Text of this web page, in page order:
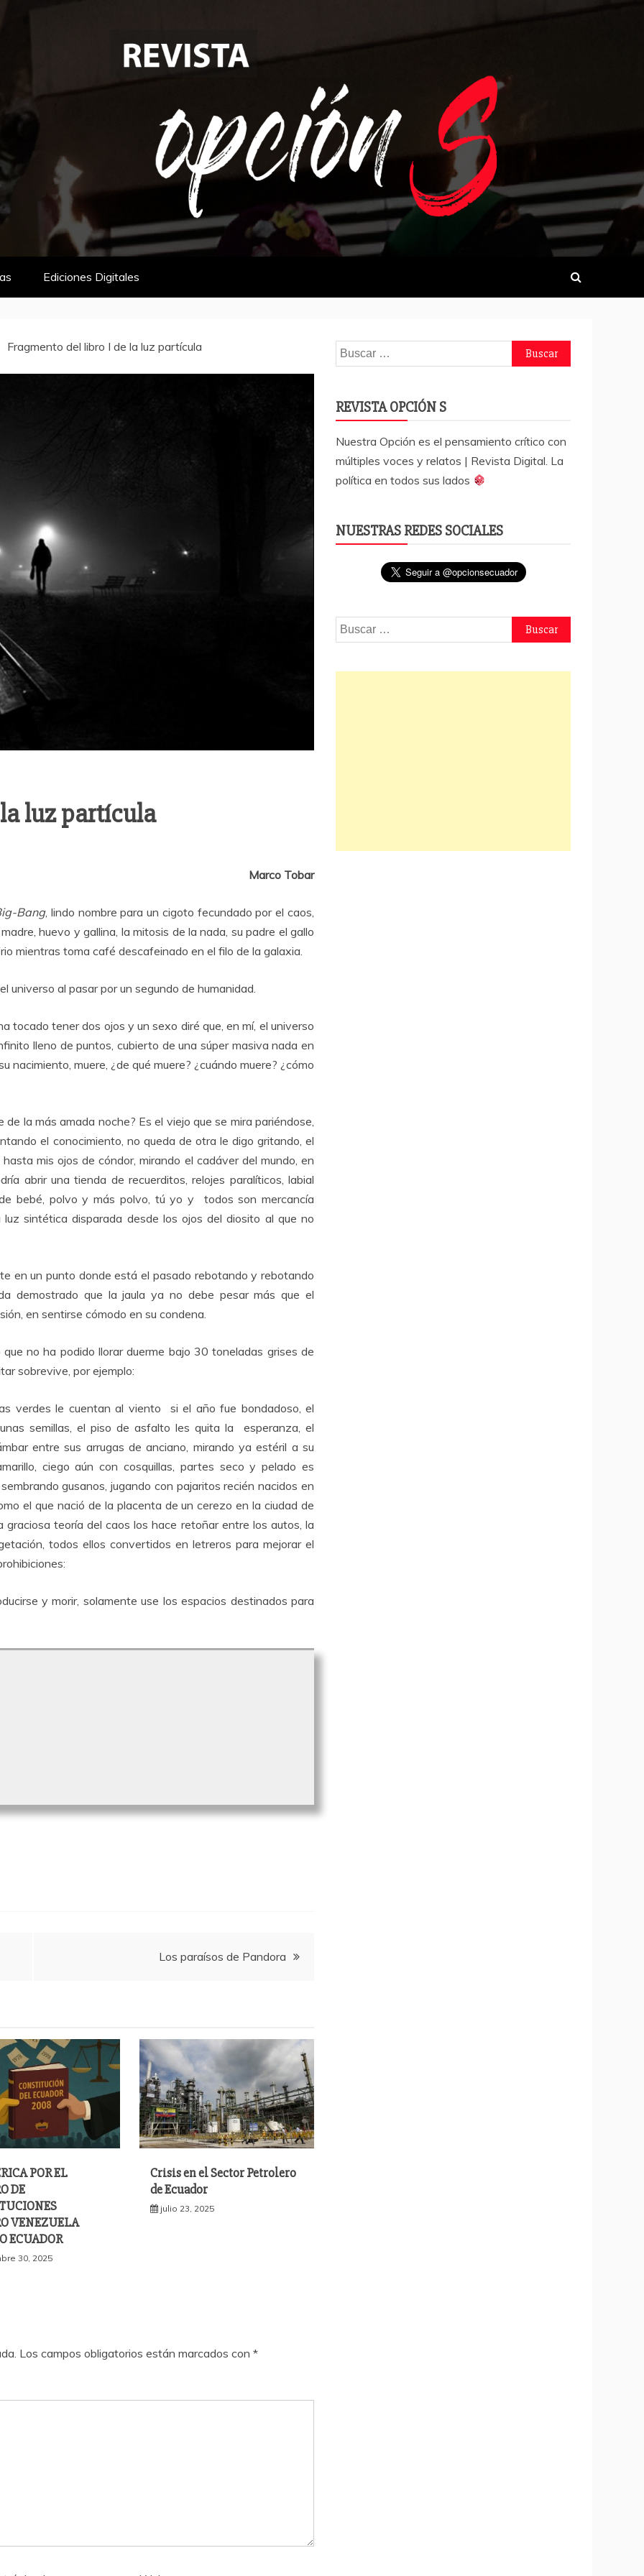
Ediciones Digitales
Fragmento del libro I de la luz partícula
luz partícula
Marco Tobar
Bang, lindo nombre para un cigoto fecundado por el caos,
huevo y gallina, la mitosis de la nada, su padre el gallo
mientras toma café descafeinado en el filo de la galaxia.
universo al pasar por un segundo de humanidad.
tocado tener dos ojos y un sexo diré que, en mí, el universo
lleno de puntos, cubierto de una súper masiva nada en
nacimiento, muere, ¿de qué muere? ¿cuándo muere? ¿cómo
la más amada noche? Es el viejo que se mira pariéndose,
el conocimiento, no queda de otra le digo gritando, el
mis ojos de cóndor, mirando el cadáver del mundo, en
abrir una tienda de recuerditos, relojes paralíticos, labial
bebé, polvo y más polvo, tú yo y todos son mercancía
sintética disparada desde los ojos del diosito al que no
en un punto donde está el pasado rebotando y rebotando
demostrado que la jaula ya no debe pesar más que el
en sentirse cómodo en su condena.
no ha podido llorar duerme bajo 30 toneladas grises de
sobrevive, por ejemplo:
verdes le cuentan al viento si el año fue bondadoso, el
semillas, el piso de asfalto les quita la esperanza, el
entre sus arrugas de anciano, mirando ya estéril a su
ciego aún con cosquillas, partes seco y pelado es
gusanos, jugando con pajaritos recién nacidos en
el que nació de la placenta de un cerezo en la ciudad de
graciosa teoría del caos los hace retoñar entre los autos, la
todos ellos convertidos en letreros para mejorar el
y morir, solamente use los espacios destinados para
Los paraísos de Pandora
POR EL
DE
VENEZUELA
ECUADOR
30, 2025
Crisis en el Sector Petrolero
de Ecuador
julio 23, 2025
Los campos obligatorios están marcados con *
Buscar:
REVISTA OPCIÓN S
Nuestra Opción es el pensamiento crítico con
múltiples voces y relatos | Revista Digital. La
política en todos sus lados
NUESTRAS REDES SOCIALES
Buscar: